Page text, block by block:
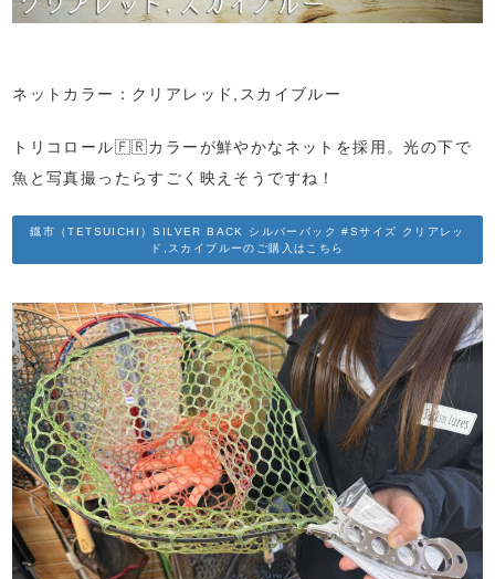
ネットカラー：クリアレッド,スカイブルー
トリコロール🇫🇷カラーが鮮やかなネットを採用。光の下で
魚と写真撮ったらすごく映えそうですね！
鐡市（TETSUICHI）SILVER BACK シルバーバック #Sサイズ クリアレッ
ド,スカイブルーのご購入はこちら